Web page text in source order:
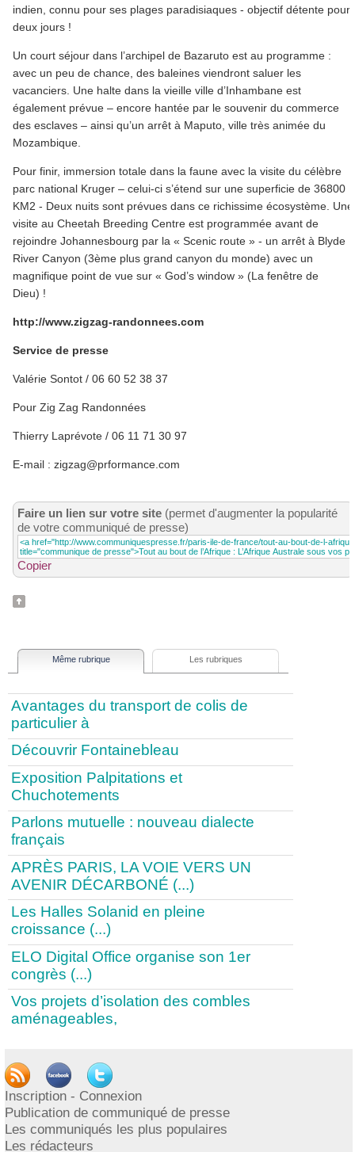
indien, connu pour ses plages paradisiaques - objectif détente pour
deux jours !
Un court séjour dans l’archipel de Bazaruto est au programme :
avec un peu de chance, des baleines viendront saluer les
vacanciers. Une halte dans la vieille ville d’Inhambane est
également prévue – encore hantée par le souvenir du commerce
des esclaves – ainsi qu’un arrêt à Maputo, ville très animée du
Mozambique.
Pour finir, immersion totale dans la faune avec la visite du célèbre
parc national Kruger – celui-ci s’étend sur une superficie de 36800
KM2 - Deux nuits sont prévues dans ce richissime écosystème. Une
visite au Cheetah Breeding Centre est programmée avant de
rejoindre Johannesbourg par la « Scenic route » - un arrêt à Blyde
River Canyon (3ème plus grand canyon du monde) avec un
magnifique point de vue sur « God’s window » (La fenêtre de
Dieu) !
http://www.zigzag-randonnees.com
Service de presse
Valérie Sontot / 06 60 52 38 37
Pour Zig Zag Randonnées
Thierry Laprévote / 06 11 71 30 97
E-mail : zigzag@prformance.com
Faire un lien sur votre site (permet d'augmenter la popularité
de votre communiqué de presse)
Copier
Même rubrique Les rubriques
Avantages du transport de colis de
particulier à
Découvrir Fontainebleau
Exposition Palpitations et
Chuchotements
Parlons mutuelle : nouveau dialecte
français
APRÈS PARIS, LA VOIE VERS UN
AVENIR DÉCARBONÉ (...)
Les Halles Solanid en pleine
croissance (...)
ELO Digital Office organise son 1er
congrès (...)
Vos projets d’isolation des combles
aménageables,
Publication
PUBLIER UN COMMUNIQUÉ
Inscription - Connexion
Publication de communiqué de presse
Les communiqués les plus populaires
Les rédacteurs